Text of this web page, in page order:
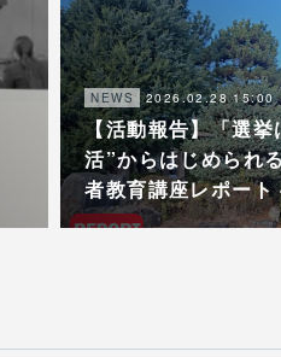
NEWS 2026.02.28 15:00
【活動報告】「選挙
活”からはじめられ
者教育講座レポー